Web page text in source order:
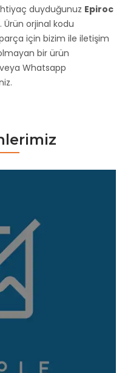
duyduğunuz Epiroc
Ürün orjinal kodu
için bizim ile iletişim
bir ürün
Whatsapp